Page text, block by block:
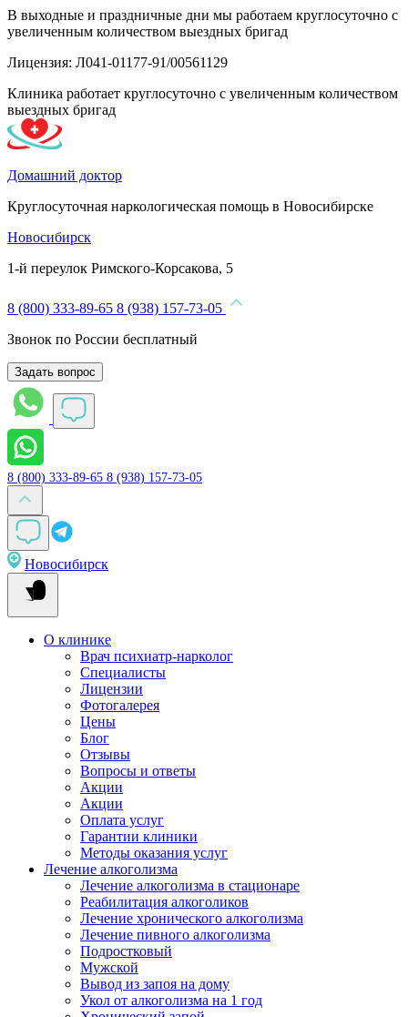
В выходные и праздничные дни мы работаем круглосуточно с
увеличенным количеством выездных бригад
Лицензия: Л041-01177-91/00561129
Клиника работает круглосуточно с увеличенным количеством
выездных бригад
Домашний доктор
Круглосуточная наркологическая помощь в Новосибирске
Новосибирск
1-й переулок Римского-Корсакова, 5
8 (800) 333-89-65 8 (938) 157-73-05
Звонок по России бесплатный
Задать вопрос
8 (800) 333-89-65 8 (938) 157-73-05
Новосибирск
О клинике
Врач психиатр-нарколог
Специалисты
Лицензии
Фотогалерея
Цены
Блог
Отзывы
Вопросы и ответы
Акции
Акции
Оплата услуг
Гарантии клиники
Методы оказания услуг
Лечение алкоголизма
Лечение алкоголизма в стационаре
Реабилитация алкоголиков
Лечение хронического алкоголизма
Лечение пивного алкоголизма
Подростковый
Мужской
Вывод из запоя на дому
Укол от алкоголизма на 1 год